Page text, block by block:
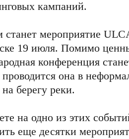
кампаний.
мероприятие
19 июля. Помимо
конференция
она в
берегу реки.
на одно из этих
еще десятки